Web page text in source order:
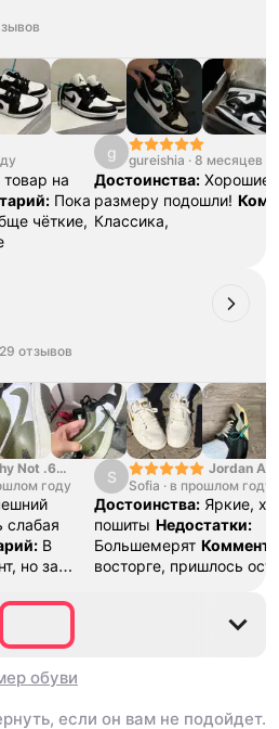
опломбирован.
вернём деньги
на
Пока
чёткие,
g gureishia · 8 месяцев
Достоинства: Хорошие,
размеру подошли!
Классика,
отзывов
Not .6
PF
году
слабая
В
но за
хороших
S
Jordan Air
SE "Turf
Sofia · в прошлом году
Достоинства: Яркие,
пошиты Недостатки:
Большемерят
восторге, пришлось
38
обуви
если он вам не подойдет.